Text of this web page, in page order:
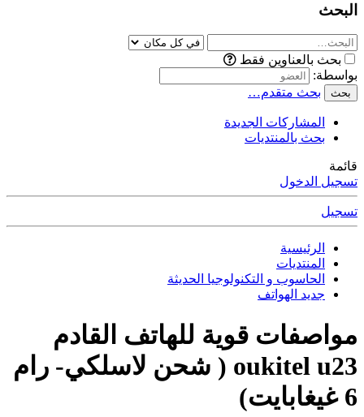
البحث
بحث بالعناوين فقط
بواسطة:
بحث بحث متقدم…
المشاركات الجديدة
بحث بالمنتديات
قائمة
تسجيل الدخول
تسجيل
الرئيسية
المنتديات
الحاسوب و التكنولوجيا الحديثة
جديد الهواتف
مواصفات قوية للهاتف القادم
oukitel u23 ( شحن لاسلكي- رام
6 غيغابايت)